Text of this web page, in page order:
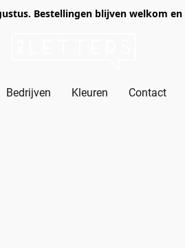
Bestellingen blijven welkom
Bedrijven Kleuren Contact